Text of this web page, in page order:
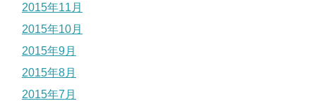
2015年11月
2015年10月
2015年9月
2015年8月
2015年7月